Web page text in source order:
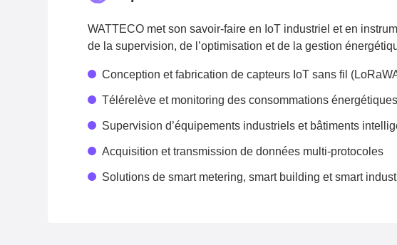
WATTECO met son savoir-faire en IoT industriel et en
de la supervision, de l’optimisation et de la gestion
Conception et fabrication de capteurs IoT sans fil
Télérelève et monitoring des consommations
Supervision d’équipements industriels et bâtiments
Acquisition et transmission de données multi-protocoles
Solutions de smart metering, smart building et smart